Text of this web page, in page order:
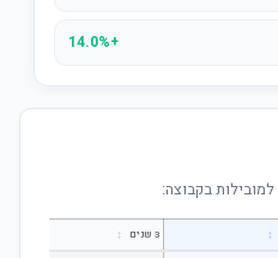
+14.0%
למובילות בקבוצה:
↕ 3 שנים ↕